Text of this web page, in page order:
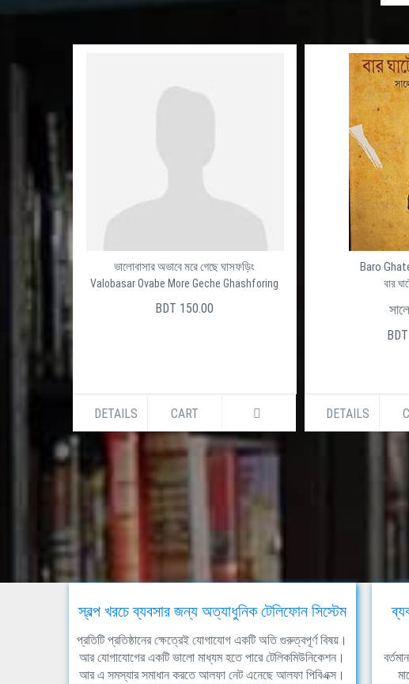
ভালোবাসার অভাবে মরে গেছে ঘাসফড়িং
Valobasar Ovabe More Geche Ghashforing
BDT 150.00
DETAILS CART
Baro
বার
DETAILS
স্বল্প খরচে ব্যবসার জন্য অত্যাধুনিক টেলিফোন সিস্টেম
প্রতিটি প্রতিষ্ঠানের ক্ষেত্রেই যোগাযোগ একটি অতি গুরুত্বপূর্ণ বিষয়।
আর যোগাযোগের একটি ভালো মাধ্যম হতে পারে টেলিকমিউনিকেশন।
আর এ সমস্যার সমাধান করতে আলফা নেট এনেছে আলফা পিবিএক্স।